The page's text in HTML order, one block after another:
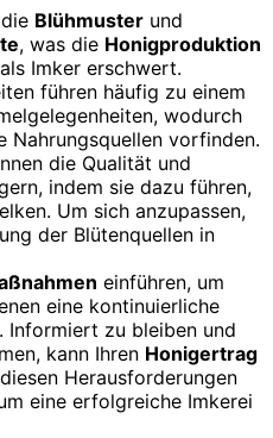
Blühmuster und
, was die Honigproduktion
Imker erschwert.
führen häufig zu einem
wodurch
Nahrungsquellen vorfinden.
die Qualität und
indem sie dazu führen,
Um sich anzupassen,
der Blütenquellen in
einführen, um
eine kontinuierliche
Informiert zu bleiben und
kann Ihren Honigertrag
Herausforderungen
eine erfolgreiche Imkerei